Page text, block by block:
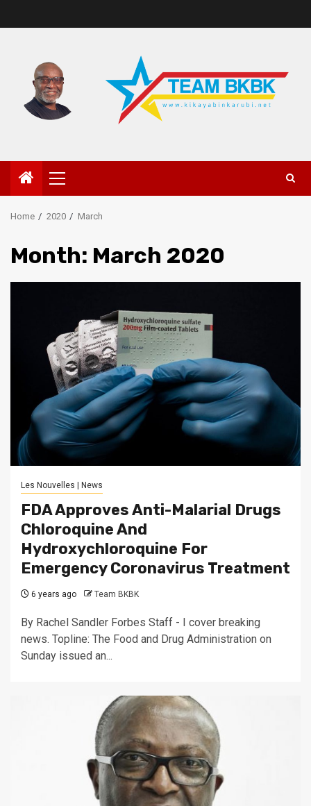
Home 2020 March
Month: March 2020
Les Nouvelles | News
FDA Approves Anti-Malarial Drugs
Chloroquine And
Hydroxychloroquine For
Emergency Coronavirus Treatment
6 years ago Team BKBK
By Rachel Sandler Forbes Staff - I cover breaking
news. Topline: The Food and Drug Administration on
Sunday issued an...